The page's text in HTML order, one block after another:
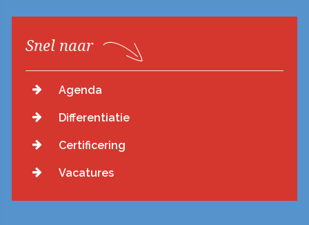
Snel naar
Agenda
Differentiatie
Certificering
Vacatures